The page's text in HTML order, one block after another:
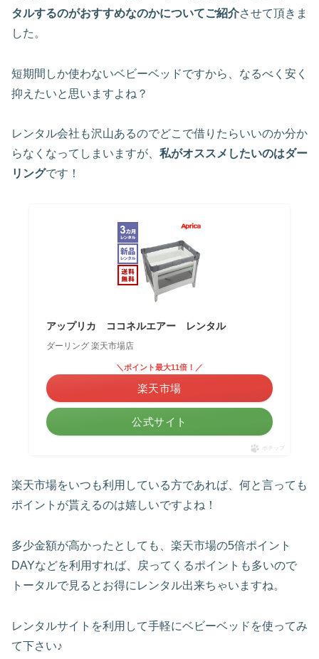
タルするのがおすすめなのかについてご紹介させて頂きま
した。
短期間しか使わないベビーベッドですから、なるべく安く
抑えたいと思いますよね？
レンタル会社も沢山あるのでどこで借りたらいいのか分か
らなくなってしまいますが、 私がオススメしたいのはダー
リングです！
アップリカ ココネルエアー レンタル
ダーリング 楽天市場店
＼ポイント最大11倍！／
楽天市場
公式サイト
ポチップ
楽天市場をいつも利用している方であれば、何と言っても
ポイントが貰えるのは嬉しいですよね！
多少金額が高かったとしても、楽天市場の5倍ポイント
DAYなどを利用すれば、戻ってくるポイントも多いので
トータルで見るとお得にレンタル出来ちゃいますね。
レンタルサイトを利用して手軽にベビーベッドを使ってみ
て下さい♪